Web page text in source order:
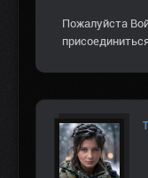
Пожалуйста